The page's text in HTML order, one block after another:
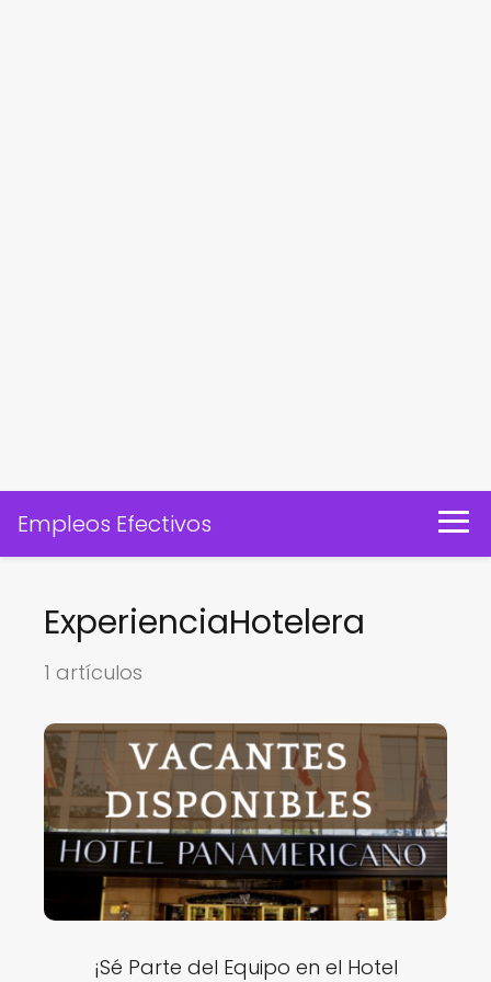
Empleos Efectivos
ExperienciaHotelera
1 artículos
¡Sé Parte del Equipo en el Hotel